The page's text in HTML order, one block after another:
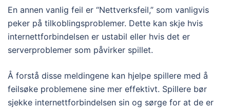
En annen vanlig feil er “Nettverksfeil,” som vanligvis
peker på tilkoblingsproblemer. Dette kan skje hvis
internettforbindelsen er ustabil eller hvis det er
serverproblemer som påvirker spillet.
Å forstå disse meldingene kan hjelpe spillere med å
feilsøke problemene sine mer effektivt. Spillere bør
sjekke internettforbindelsen sin og sørge for at de er